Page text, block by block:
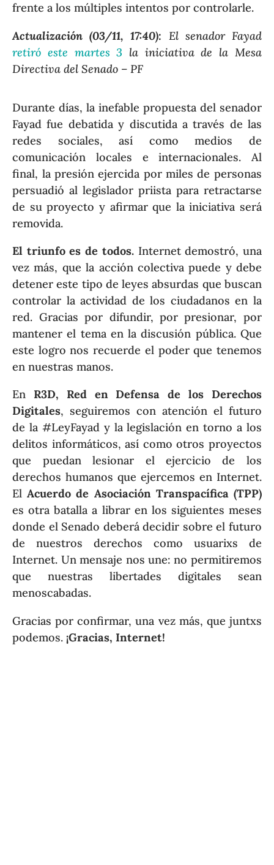
frente a los múltiples intentos por controlarle.
Actualización (03/11, 17:40): El senador Fayad
retiró este martes 3 la iniciativa de la Mesa
Directiva del Senado – PF
Durante días, la inefable propuesta del senador
Fayad fue debatida y discutida a través de las
redes sociales, así como medios de
comunicación locales e internacionales. Al
final, la presión ejercida por miles de personas
persuadió al legislador priista para retractarse
de su proyecto y afirmar que la iniciativa será
removida.
El triunfo es de todos.Internet demostró, una
vez más, que la acción colectiva puede y debe
detener este tipo de leyes absurdas que buscan
controlar la actividad de los ciudadanos en la
red. Gracias por difundir, por presionar, por
mantener el tema en la discusión pública. Que
este logro nos recuerde el poder que tenemos
en nuestras manos.
En R3D, Red en Defensa de los Derechos
Digitales, seguiremos con atención el futuro
de la #LeyFayad y la legislación en torno a los
delitos informáticos, así como otros proyectos
que puedan lesionar el ejercicio de los
derechos humanos que ejercemos en Internet.
ElAcuerdo de Asociación Transpacífica (TPP)
es otra batalla a librar en los siguientes meses
donde el Senado deberá decidir sobre el futuro
de nuestros derechos como usuarixs de
Internet. Un mensaje nos une: no permitiremos
que nuestras libertades digitales sean
menoscabadas.
Gracias por confirmar, una vez más, que juntxs
podemos. ¡Gracias, Internet!